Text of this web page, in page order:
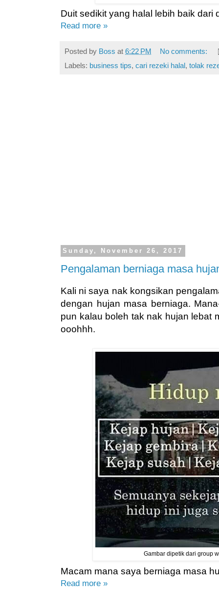
Duit sedikit yang halal lebih baik dari
Read more »
Posted by Boss at 6:22 PM
No comments:
Labels: business tips, cari rezeki halal, tolak
Sunday, November 26, 2017
Pengalaman berniaga masa
Kali ni saya nak kongsikan
dengan hujan masa berniaga.
pun kalau boleh tak nak hujan lebat
ooohhh.
Gambar dipetik dari group
Macam mana saya berniaga masa
Read more »